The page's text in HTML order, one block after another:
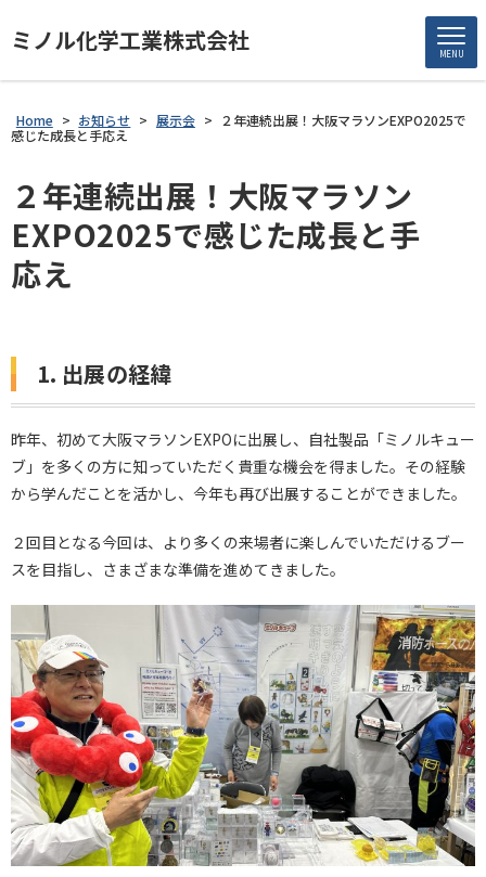
ミノル化学工業株式会社 MENU
Home > お知らせ > 展示会 >
２年連続出展！大阪マラソンEXPO2025で
感じた成長と手応え
２年連続出展！大阪マラソン
EXPO2025で感じた成長と手
応え
1. 出展の経緯
昨年、初めて大阪マラソンEXPOに出展し、自社製品「ミノルキュー
ブ」を多くの方に知っていただく貴重な機会を得ました。その経験
から学んだことを活かし、今年も再び出展することができました。
２回目となる今回は、より多くの来場者に楽しんでいただけるブー
スを目指し、さまざまな準備を進めてきました。